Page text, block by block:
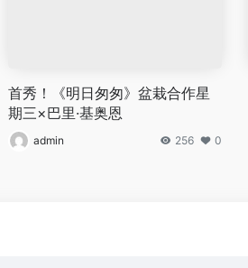
首秀！《明日匆匆》盆栽合作星
期三×巴里·基奥恩
admin 256 0